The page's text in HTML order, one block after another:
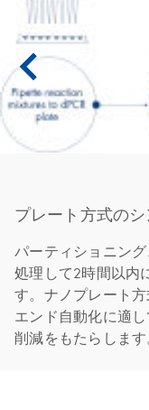
プレート方式の
パーティショニン
処理して2時間以内
す。ナノプレート
エンド自動化に適
削減をもたらします